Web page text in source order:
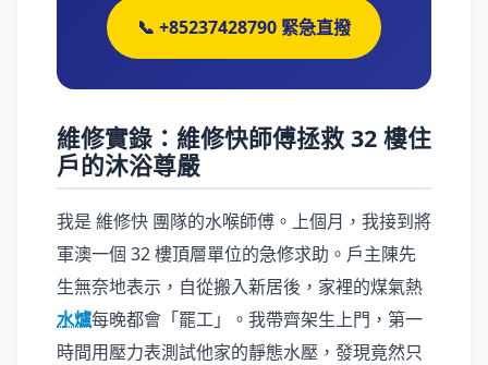
📞 +85237428790 緊急直撥
維修實錄：維修快師傅拯救 32 樓住
戶的沐浴尊嚴
我是 維修快 團隊的水喉師傅。上個月，我接到將
軍澳一個 32 樓頂層單位的急修求助。戶主陳先
生無奈地表示，自從搬入新居後，家裡的煤氣熱
水爐每晚都會「罷工」。我帶齊架生上門，第一
時間用壓力表測試他家的靜態水壓，發現竟然只